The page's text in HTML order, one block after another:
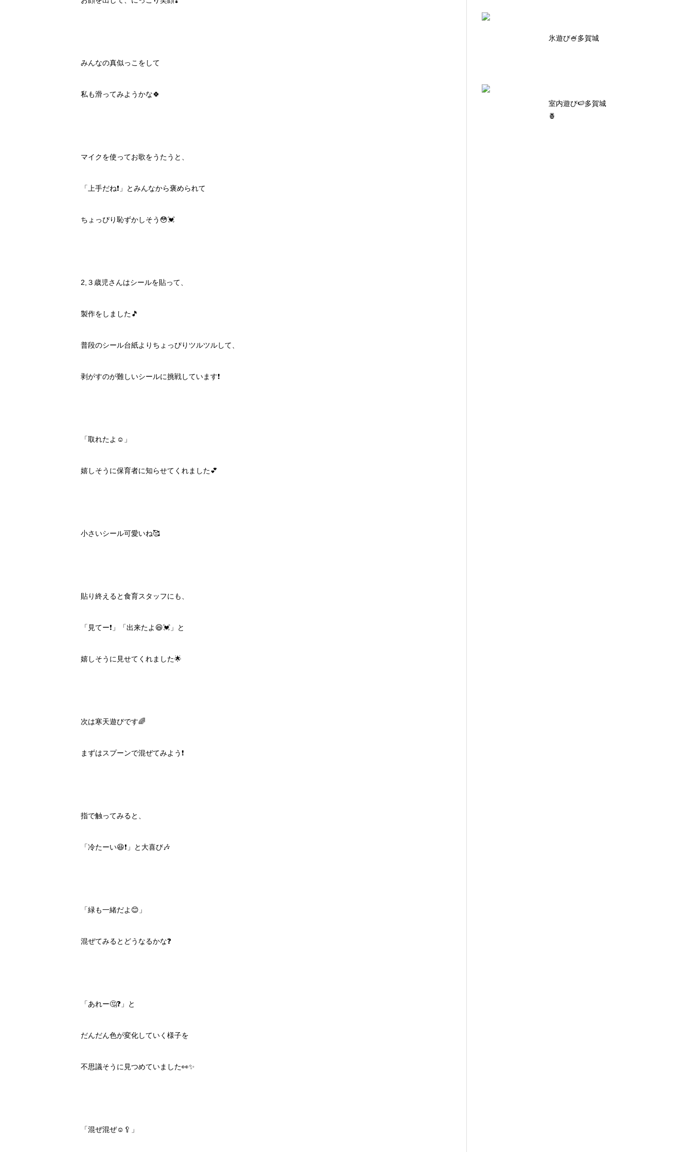
みんなの真似っこをして
私も滑ってみようかな🍀
マイクを使ってお歌をうたうと、
「上手だね❗️」とみんなから褒められて
ちょっぴり恥ずかしそう😳💓
2,３歳児さんはシールを貼って、
製作をしました🎵
普段のシール台紙よりちょっぴりツルツルして、
剥がすのが難しいシールに挑戦しています❗️
「取れたよ☺️」
嬉しそうに保育者に知らせてくれました💕
小さいシール可愛いね🥰
貼り終えると食育スタッフにも、
「見てー❗️」「出来たよ😆💓」と
嬉しそうに見せてくれました🌟
次は寒天遊びです🌈
まずはスプーンで混ぜてみよう❗️
指で触ってみると、
「冷たーい😆❗️」と大喜び🎶
「緑も一緒だよ😊」
混ぜてみるとどうなるかな❓
「あれー🤔❓」と
だんだん色が変化していく様子を
不思議そうに見つめていました👀✨
「混ぜ混ぜ☺️🥄」
氷遊び🍧多賀城
室内遊び🍉多賀城
🍍